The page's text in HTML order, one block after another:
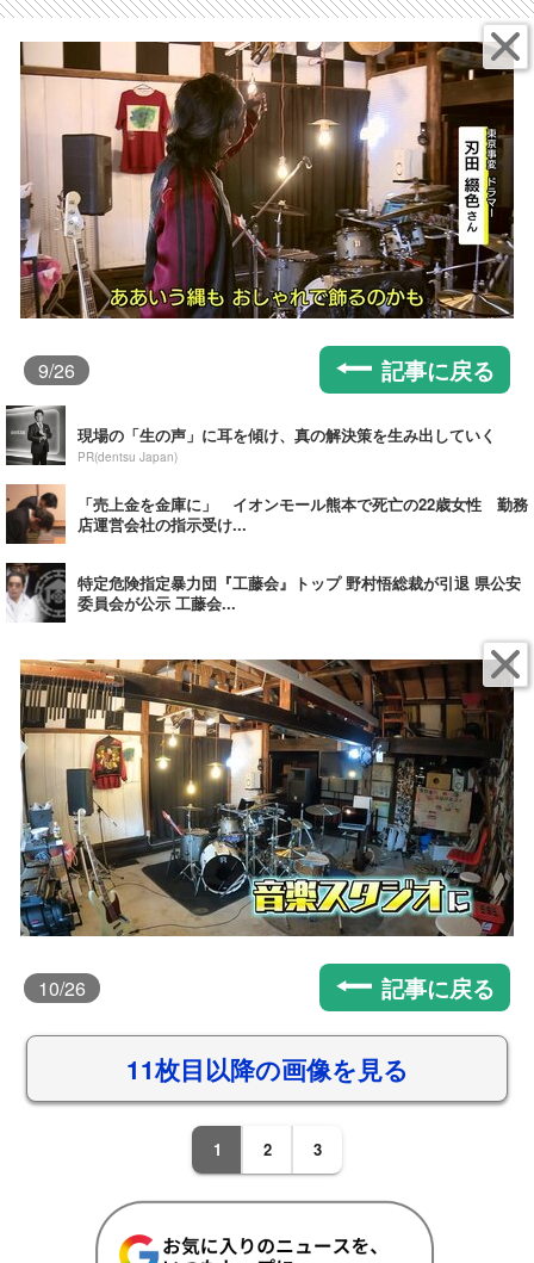
9/26 記事に戻る
現場の「生の声」に耳を傾け、真の解決策を生み出していく
PR(dentsu Japan)
「売上金を金庫に」 イオンモール熊本で死亡の22歳女性 勤務
店運営会社の指示受け...
特定危険指定暴力団『工藤会』トップ 野村悟総裁が引退 県公安
委員会が公示 工藤会...
10/26 記事に戻る
11枚目以降の画像を見る
1 2 3